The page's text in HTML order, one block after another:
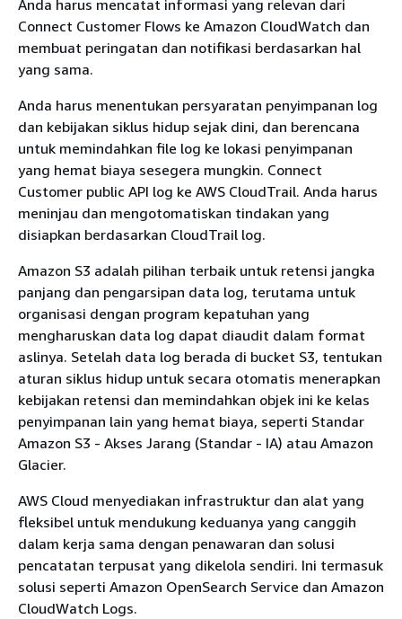
Anda harus mencatat informasi yang relevan dari
Connect Customer Flows ke Amazon CloudWatch dan
membuat peringatan dan notifikasi berdasarkan hal
yang sama.
Anda harus menentukan persyaratan penyimpanan log
dan kebijakan siklus hidup sejak dini, dan berencana
untuk memindahkan file log ke lokasi penyimpanan
yang hemat biaya sesegera mungkin. Connect
Customer public API log ke AWS CloudTrail. Anda harus
meninjau dan mengotomatiskan tindakan yang
disiapkan berdasarkan CloudTrail log.
Amazon S3 adalah pilihan terbaik untuk retensi jangka
panjang dan pengarsipan data log, terutama untuk
organisasi dengan program kepatuhan yang
mengharuskan data log dapat diaudit dalam format
aslinya. Setelah data log berada di bucket S3, tentukan
aturan siklus hidup untuk secara otomatis menerapkan
kebijakan retensi dan memindahkan objek ini ke kelas
penyimpanan lain yang hemat biaya, seperti Standar
Amazon S3 - Akses Jarang (Standar - IA) atau Amazon
Glacier.
AWS Cloud menyediakan infrastruktur dan alat yang
fleksibel untuk mendukung keduanya yang canggih
dalam kerja sama dengan penawaran dan solusi
pencatatan terpusat yang dikelola sendiri. Ini termasuk
solusi seperti Amazon OpenSearch Service dan Amazon
CloudWatch Logs.